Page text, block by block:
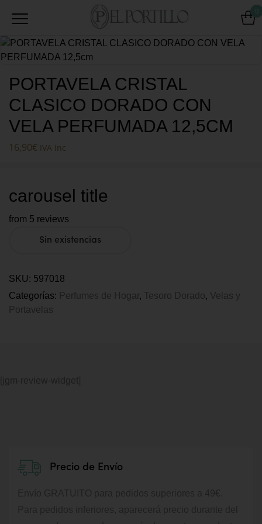
PORTAVELA CRISTAL
CLASICO DORADO CON
VELA PERFUMADA 12,5CM
16,90€ IVA inc
carousel title
from 5 reviews
Sin existencias
SKU: 597018
Categorías: Perfumes de Hogar , Tesoro Dorado, Velas y
Portavelas
Precio de Envío